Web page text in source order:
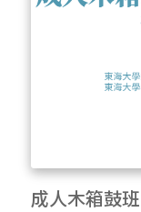
成人木箱鼓班